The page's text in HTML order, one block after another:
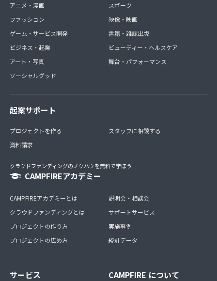
アニメ・漫画
ファッション
ゲーム・サービス開発
ビジネス・起業
アート・写真
ソーシャルグッド
スポーツ
映像・映画
書籍・雑誌出版
ビューティー・ヘルスケア
舞台・パフォーマンス
起案サポート
プロジェクトを作る
資料請求
スタッフに相談する
クラウドファンディングのノウハウを無料で学ぼう
CAMPFIREアカデミー
CAMPFIREアカデミーとは
クラウドファンディングとは
プロジェクトの作り方
プロジェクトの広め方
説明会・相談会
サポートサービス
実施事例
統計データ
サービス CAMPFIRE について